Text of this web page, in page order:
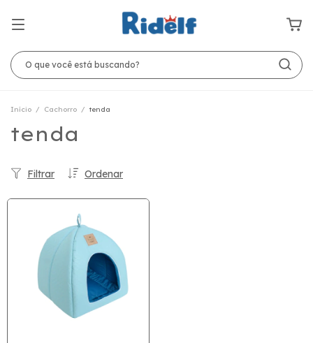
Início / Cachorro / tenda
tenda
Ordenar
Filtrar